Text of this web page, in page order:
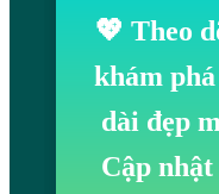
💖 Theo
khám
dài đẹp
Cập